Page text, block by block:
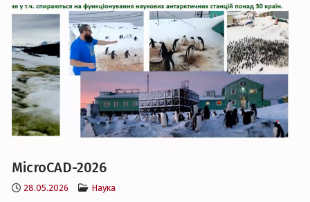
MicroCAD-2026
28.05.2026 Наука